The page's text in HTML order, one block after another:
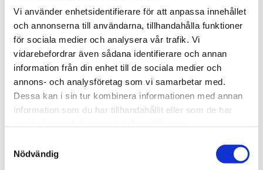
Vi använder enhetsidentifierare för att anpassa innehållet
och annonserna till användarna, tillhandahålla funktioner
för sociala medier och analysera vår trafik. Vi
vidarebefordrar även sådana identifierare och annan
information från din enhet till de sociala medier och
annons- och analysföretag som vi samarbetar med.
Dessa kan i sin tur kombinera informationen med annan
information som du har tillhandahållit eller som de har
Nödvändig
Kolla här nedanför för att läsa mer om hur det är att
jobba hos oss se var det finns lediga jobb just nu!